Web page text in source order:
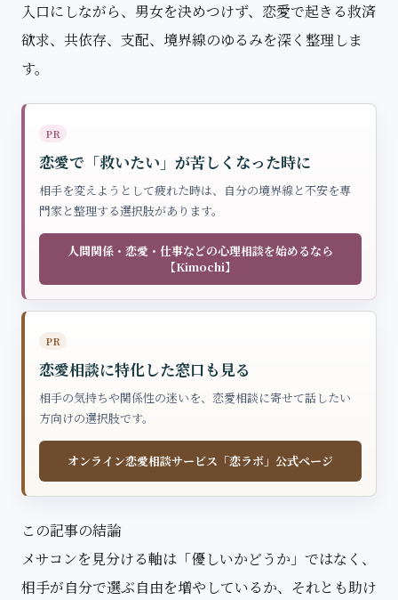
入口にしながら、男女を決めつけず、恋愛で起きる救済
欲求、共依存、支配、境界線のゆるみを深く整理しま
す。
PR
恋愛で「救いたい」が苦しくなった時に
相手を変えようとして疲れた時は、自分の境界線と不安を専
門家と整理する選択肢があります。
人間関係・恋愛・仕事などの心理相談を始めるなら
【Kimochi】
PR
恋愛相談に特化した窓口も見る
相手の気持ちや関係性の迷いを、恋愛相談に寄せて話したい
方向けの選択肢です。
オンライン恋愛相談サービス「恋ラボ」公式ページ
この記事の結論
メサコンを見分ける軸は「優しいかどうか」ではなく、
相手が自分で選ぶ自由を増やしているか、それとも助け